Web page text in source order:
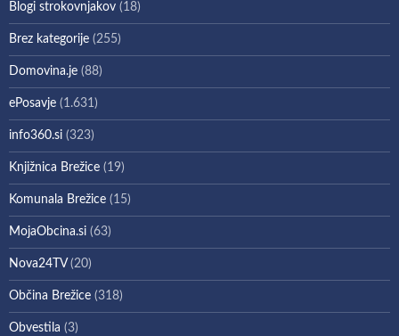
Blogi strokovnjakov (18)
Brez kategorije (255)
Domovina.je (88)
ePosavje (1.631)
info360.si (323)
Knjižnica Brežice (19)
Komunala Brežice (15)
MojaObcina.si (63)
Nova24TV(20)
Občina Brežice (318)
Obvestila (3)